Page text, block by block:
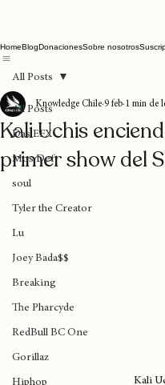
All Posts
Das EFX
Mos Def
soul
Tyler the Creator
Lu
Joey Bada$$
Breaking
The Pharcyde
RedBull BC One
Gorillaz
All Posts
Kali Uchis
primer show del
Knowledge Chile 1 min de